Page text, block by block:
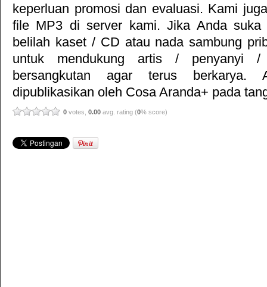
keperluan promosi dan evaluasi. Kami
file MP3 di server kami. Jika Anda
belilah kaset / CD atau nada sambung
untuk mendukung artis / penyanyi
bersangkutan agar terus berkarya.
dipublikasikan oleh Cosa Aranda+ pada
0 votes, 0.00 avg. rating (0% score)